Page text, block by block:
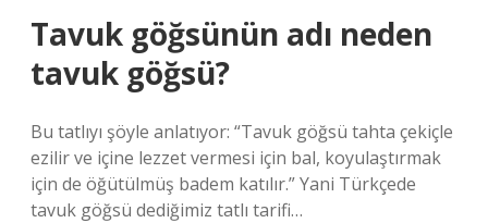
Tavuk göğsünün adı neden
tavuk göğsü?
Bu tatlıyı şöyle anlatıyor: “Tavuk göğsü tahta çekiçle
ezilir ve içine lezzet vermesi için bal, koyulaştırmak
için de öğütülmüş badem katılır.” Yani Türkçede
tavuk göğsü dediğimiz tatlı tarifi…